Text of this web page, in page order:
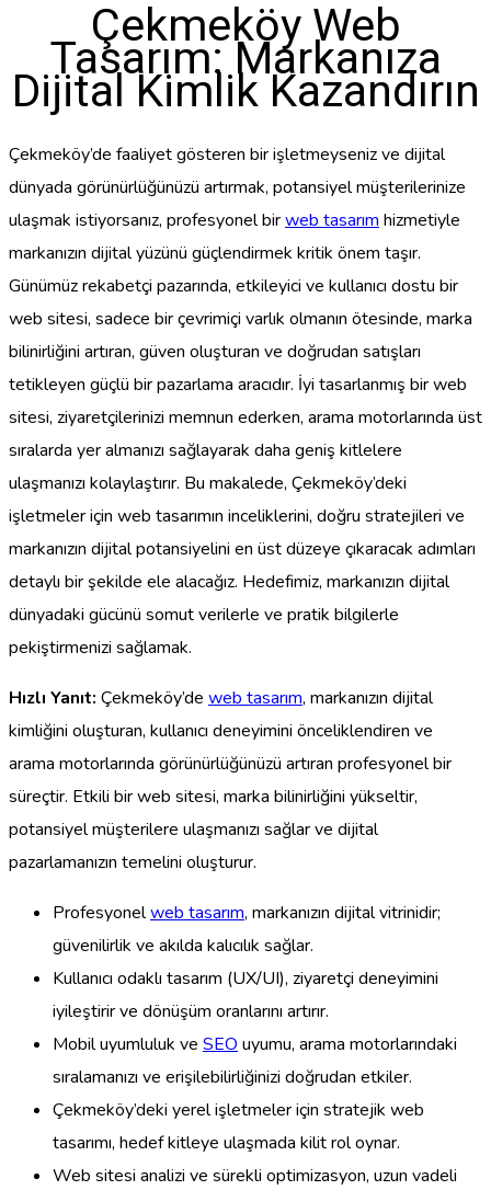
Çekmeköy Web
Tasarım: Markanıza
Dijital Kimlik Kazandırın
Çekmeköy’de faaliyet gösteren bir işletmeyseniz ve dijital
dünyada görünürlüğünüzü artırmak, potansiyel müşterilerinize
ulaşmak istiyorsanız, profesyonel birweb tasarım hizmetiyle
markanızın dijital yüzünü güçlendirmek kritik önem taşır.
Günümüz rekabetçi pazarında, etkileyici ve kullanıcı dostu bir
web sitesi, sadece bir çevrimiçi varlık olmanın ötesinde, marka
bilinirliğini artıran, güven oluşturan ve doğrudan satışları
tetikleyen güçlü bir pazarlama aracıdır. İyi tasarlanmış bir web
sitesi, ziyaretçilerinizi memnun ederken, arama motorlarında üst
sıralarda yer almanızı sağlayarak daha geniş kitlelere
ulaşmanızı kolaylaştırır. Bu makalede, Çekmeköy’deki
işletmeler için web tasarımın inceliklerini, doğru stratejileri ve
markanızın dijital potansiyelini en üst düzeye çıkaracak adımları
detaylı bir şekilde ele alacağız. Hedefimiz, markanızın dijital
dünyadaki gücünü somut verilerle ve pratik bilgilerle
pekiştirmenizi sağlamak.
Hızlı Yanıt: Çekmeköy’de web tasarım, markanızın dijital
kimliğini oluşturan, kullanıcı deneyimini önceliklendiren ve
arama motorlarında görünürlüğünüzü artıran profesyonel bir
süreçtir. Etkili bir web sitesi, marka bilinirliğini yükseltir,
potansiyel müşterilere ulaşmanızı sağlar ve dijital
pazarlamanızın temelini oluşturur.
Profesyonelweb tasarım, markanızın dijital vitrinidir;
güvenilirlik ve akılda kalıcılık sağlar.
Kullanıcı odaklı tasarım (UX/UI), ziyaretçi deneyimini
iyileştirir ve dönüşüm oranlarını artırır.
Mobil uyumluluk ve SEO uyumu, arama motorlarındaki
sıralamanızı ve erişilebilirliğinizi doğrudan etkiler.
Çekmeköy’deki yerel işletmeler için stratejik web
tasarımı, hedef kitleye ulaşmada kilit rol oynar.
Web sitesi analizi ve sürekli optimizasyon, uzun vadeli